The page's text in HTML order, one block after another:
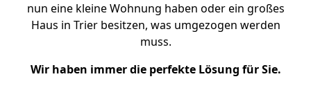
nun eine kleine Wohnung haben oder ein großes
Haus in Trier besitzen, was umgezogen werden
muss.
Wir haben immer die perfekte Lösung für Sie.